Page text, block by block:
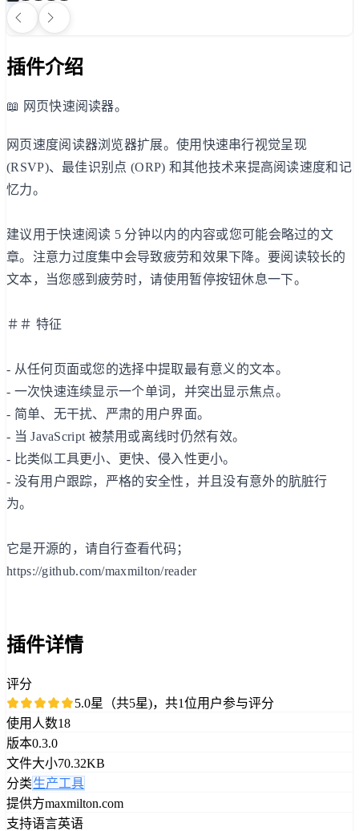
插件介绍
📖 网页快速阅读器。
网页速度阅读器浏览器扩展。使用快速串行视觉呈现
(RSVP)、最佳识别点 (ORP) 和其他技术来提高阅读速度和记
忆力。
建议用于快速阅读 5 分钟以内的内容或您可能会略过的文
章。注意力过度集中会导致疲劳和效果下降。要阅读较长的
文本，当您感到疲劳时，请使用暂停按钮休息一下。
＃＃ 特征
- 从任何页面或您的选择中提取最有意义的文本。
- 一次快速连续显示一个单词，并突出显示焦点。
- 简单、无干扰、严肃的用户界面。
- 当 JavaScript 被禁用或离线时仍然有效。
- 比类似工具更小、更快、侵入性更小。
- 没有用户跟踪，严格的安全性，并且没有意外的肮脏行
为。
它是开源的，请自行查看代码；
https://github.com/maxmilton/reader
插件详情
评分
5.0星（共5星)，共1位用户参与评分
使用人数18
版本0.3.0
文件大小70.32KB
分类生产工具
提供方maxmilton.com
支持语言英语